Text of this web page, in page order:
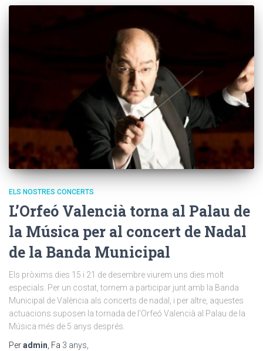
ELS NOSTRES CONCERTS
L’Orfeó Valencià torna al Palau de
la Música per al concert de Nadal
de la Banda Municipal
Els pròxims dies 15 i 21 de desembre viurem uns dies molt
especials. Per un costat, tornem a participar junt amb la Banda
Municipal de València als concerts de nadal, i per altre, aquestes
actuacions suposen la tornada de l’Orfeó Valencià al Palau de la
Música més de 5 anys després.
Peradmin , Fa 3 anys